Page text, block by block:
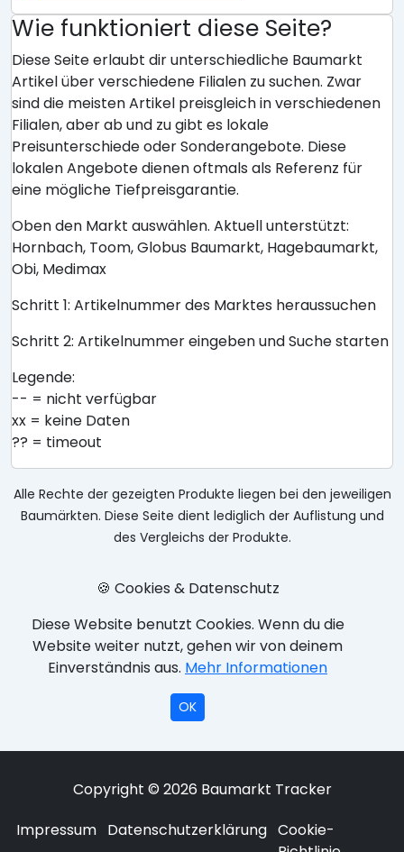
Wie funktioniert diese Seite?
Diese Seite erlaubt dir unterschiedliche Baumarkt
Artikel über verschiedene Filialen zu suchen. Zwar
sind die meisten Artikel preisgleich in verschiedenen
Filialen, aber ab und zu gibt es lokale
Preisunterschiede oder Sonderangebote. Diese
lokalen Angebote dienen oftmals als Referenz für
eine mögliche Tiefpreisgarantie.
Oben den Markt auswählen. Aktuell unterstützt:
Hornbach, Toom, Globus Baumarkt, Hagebaumarkt,
Obi, Medimax
Schritt 1: Artikelnummer des Marktes heraussuchen
Schritt 2: Artikelnummer eingeben und Suche starten
Legende:
-- = nicht verfügbar
xx = keine Daten
?? = timeout
Alle Rechte der gezeigten Produkte liegen bei den jeweiligen
Baumärkten. Diese Seite dient lediglich der Auflistung und
des Vergleichs der Produkte.
🍪 Cookies & Datenschutz
Diese Website benutzt Cookies. Wenn du die
Website weiter nutzt, gehen wir von deinem
Einverständnis aus. Mehr Informationen
OK
Copyright © 2026 Baumarkt Tracker
Impressum Datenschutzerklärung Cookie-